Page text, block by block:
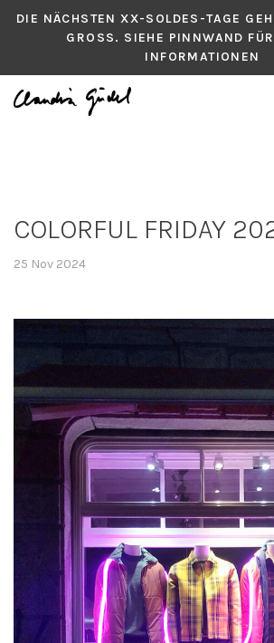
DIE NÄCHSTEN XX-SOLDES-TAGE
GROSS. SIEHE PINNWAND
INFORMATIONEN
COLORFUL FRIDAY
25 Nov 2024